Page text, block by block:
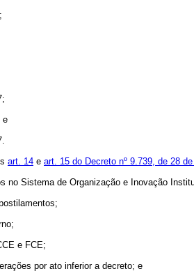
e
art. 14 e art. 15 do Decreto nº 9.739, de 28
no Sistema de Organização e Inovação
e FCE;
por ato inferior a decreto; e